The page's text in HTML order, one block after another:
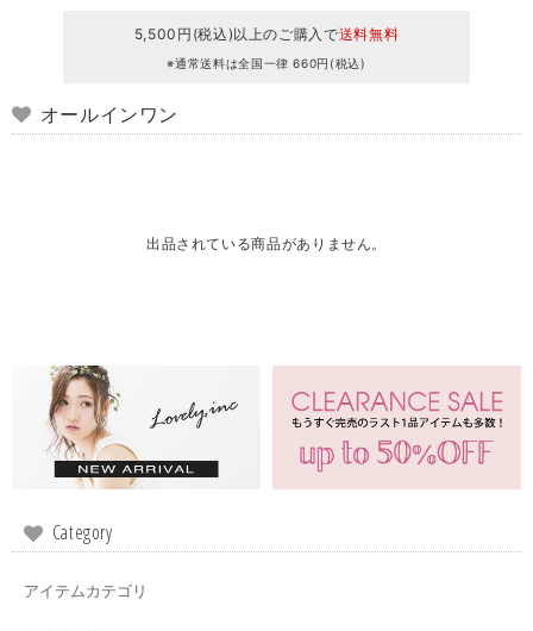
5,500円(税込)以上のご購入で送料無料
※通常送料は全国一律 660円(税込)
オールインワン
出品されている商品がありません。
Category
アイテムカテゴリ